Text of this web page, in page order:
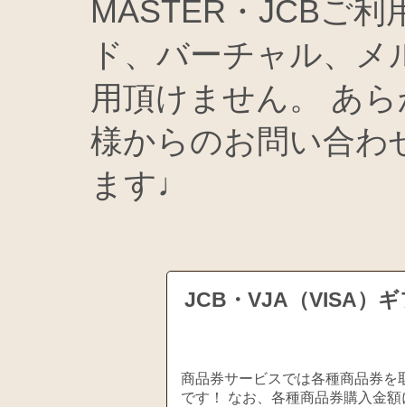
MASTER・JCBご
ド、バーチャル、
用頂けません。 あ
様からのお問い合わ
ます♩
JCB・VJA（VISA）
商品券サービスでは各種商品券
です！ なお、各種商品券購入金